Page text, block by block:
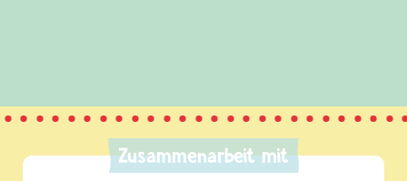
Zusammenarbeit mit